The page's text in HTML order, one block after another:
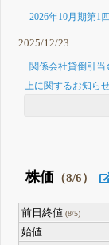
2026年10月期第1
2025/12/23
関係会社貸倒引
上に関するお知らせ
株価 （8/6）
前日終値 (8/5)
始値